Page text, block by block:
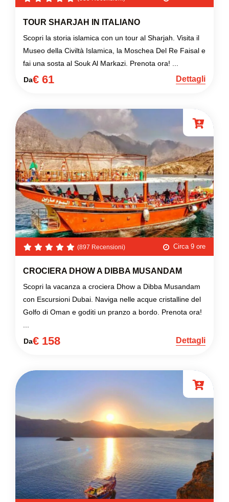
TOUR SHARJAH IN ITALIANO
Scopri la storia islamica con un tour al Sharjah. Visita il
Museo della Civiltà Islamica, la Moschea Del Re Faisal e
fai una sosta al Souk Al Markazi. Prenota ora! ...
Da€ 61 Dettagli
(897 Recensioni) Circa 9 ore
CROCIERA DHOW A DIBBA MUSANDAM
Scopri la vacanza a crociera Dhow a Dibba Musandam
con Escursioni Dubai. Naviga nelle acque cristalline del
Golfo di Oman e goditi un pranzo a bordo. Prenota ora!
...
Da€ 158 Dettagli